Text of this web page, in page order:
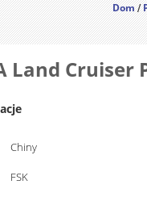
Dom /
Land Cruiser
Chiny
FSK